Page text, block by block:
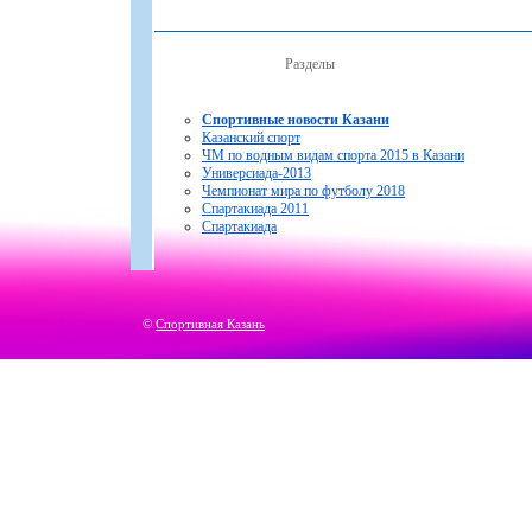
Разделы
Спортивные новости Казани
Казанский спорт
ЧМ по водным видам спорта 2015 в Казани
Универсиада-2013
Чемпионат мира по футболу 2018
Спартакиада 2011
Спартакиада
© Спортивная Казань